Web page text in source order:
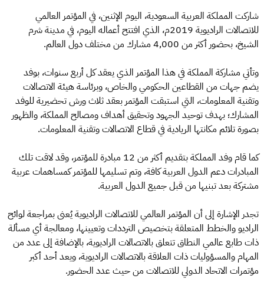
شاركت المملكة العربية السعودية، اليوم الإثنين، في المؤتمر العالمي
للاتصالات الراديوية 2019م، الذي افتتح أعماله اليوم، في مدينة شرم
الشيخ، بحضور أكثر من 4,000 مشارك من مختلف دول العالم.
وتأتي مشاركة المملكة في هذا المؤتمر الذي يعقد كل أربع سنوات، بوفد
يضم جهات من القطاعين الحكومي والخاص، وبرئاسة هيئة الاتصالات
وتقنية المعلومات، التي استبقت المؤتمر بعقد ثلاث ورش تحضيرية للوفد
المشارك؛ بهدف توحيد الجهود وتحقيق أهداف ومصالح المملكة، والظهور
بصورة تلائم مكانتها الريادية في قطاع الاتصالات وتقنية المعلومات.
كما قام وفد المملكة بتقديم أكثر من 12 مبادرة للمؤتمر، وقد لاقت تلك
المبادرات دعم الدول العربية كافة، وتم تسليمها للمؤتمر كمساهمات عربية
مشتركة بعد تبنيها من قبل جميع الدول العربية.
تجدر الإشارة إلى أن المؤتمر العالمي للاتصالات الراديوية يُعنى بمراجعة لوائح
الراديو والخطط المتعلقة بتخصيص الترددات وتعيينها، ومعالجة أي مسألة
ذات طابع عالمي النطاق تتعلق بالاتصالات الراديوية، بالإضافة إلى عدد من
المهام والمسؤوليات ذات العلاقة بالاتصالات الراديوية، ويعد أحد أكبر
مؤتمرات الاتحاد الدولي للاتصالات من حيث عدد الحضور.